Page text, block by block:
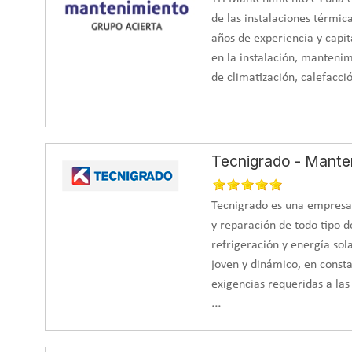
aerotermia. El reto de Instalponce era conseguir una
Solución: aerotermia y energía
ACS
Tal y
La
Victron
190 l y
de las instalaciones
años de experiencia y
en la instalación,
de climatización,
Tecnigrado -
Tecnigrado es una
y reparación de todo tipo
refrigeración y energía
joven y dinámico, en
exigencias requeridas a
...